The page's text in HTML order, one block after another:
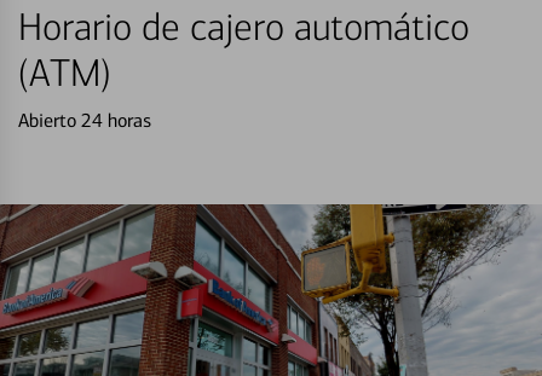
Horario de cajero automático
(ATM)
Abierto 24 horas